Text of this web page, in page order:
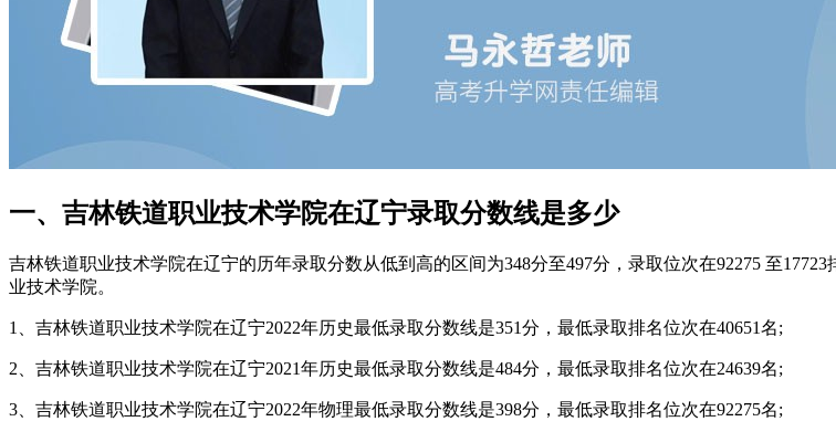
一、吉林铁道职业技术学院在辽宁录取分数线是多少
吉林铁道职业技术学院在辽宁的历年录取分数从低到高的区间为348分至497分，录取位次在92275 至
业技术学院。
1、吉林铁道职业技术学院在辽宁2022年历史最低录取分数线是351分，最低录取排名位次在40651名;
2、吉林铁道职业技术学院在辽宁2021年历史最低录取分数线是484分，最低录取排名位次在24639名;
3、吉林铁道职业技术学院在辽宁2022年物理最低录取分数线是398分，最低录取排名位次在92275名;